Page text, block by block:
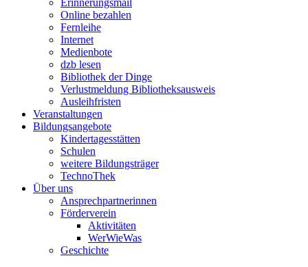
Erinnerungsmail
Online bezahlen
Fernleihe
Internet
Medienbote
dzb lesen
Bibliothek der Dinge
Verlustmeldung Bibliotheksausweis
Ausleihfristen
Veranstaltungen
Bildungsangebote
Kindertagesstätten
Schulen
weitere Bildungsträger
TechnoThek
Über uns
Ansprechpartnerinnen
Förderverein
Aktivitäten
WerWieWas
Geschichte